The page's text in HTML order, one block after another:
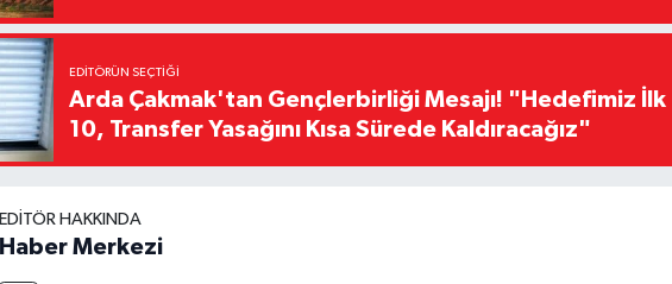
EDITÖRÜN SEÇTIĞI
Arda Çakmak'tan Gençlerbirliği Mesajı! "Hedefimiz İlk
10, Transfer Yasağını Kısa Sürede Kaldıracağız"
EDITÖR HAKKINDA
Haber Merkezi